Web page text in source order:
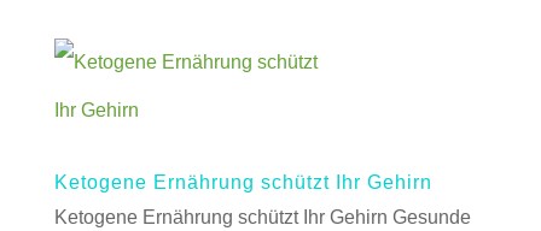
Ketogene Ernährung schützt Ihr Gehirn
Ketogene Ernährung schützt Ihr Gehirn Gesunde